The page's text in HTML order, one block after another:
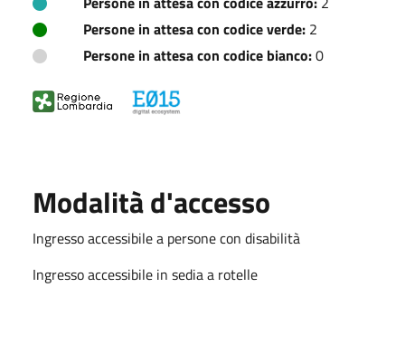
Persone in attesa con codice verde: 2
Persone in attesa con codice bianco:0
Modalità d'accesso
Ingresso accessibile a persone con disabilità
Ingresso accessibile in sedia a rotelle